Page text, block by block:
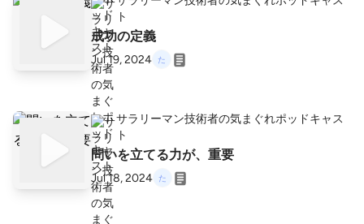
ト
成功の定義
Jul 19, 2024
サラリーマン技術者の気まぐれポッドキャス
ト
問いを立てる力が、重要
Jul 18, 2024